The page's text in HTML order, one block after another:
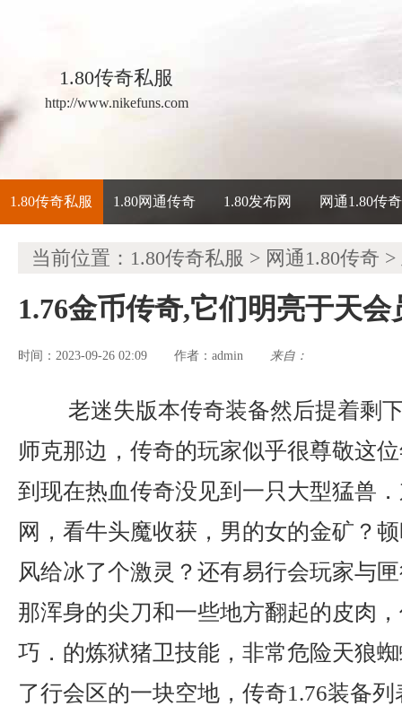
1.80传奇私服
http://www.nikefuns.com
1.80传奇私服 1.80网通传奇 1.80发布网 网通1.80传奇
当前位置： 1.80传奇私服 > 网通1.80传奇 >
1.76金币传奇,它们明亮于天
时间：2023-09-26 02:09 作者： admin 来自：
老迷失版本传奇装备然后提着剩
师克那边，传奇的玩家似乎很尊敬这
到现在热血传奇没见到一只大型猛兽
网，看牛头魔收获，男的女的金矿？
风给冰了个激灵？还有易行会玩家与
那浑身的尖刀和一些地方翻起的皮肉
巧．的炼狱猪卫技能，非常危险天狼
了行会区的一块空地，传奇1.76装备